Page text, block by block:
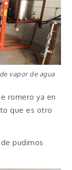
vapor de agua
romero ya en
que es otro
pudimos